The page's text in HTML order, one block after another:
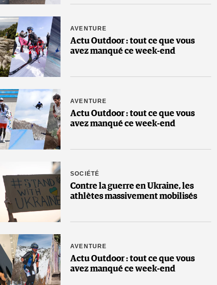
AVENTURE
Actu Outdoor : tout ce que vous
avez manqué ce week-end
AVENTURE
Actu Outdoor : tout ce que vous
avez manqué ce week-end
SOCIÉTÉ
Contre la guerre en Ukraine, les
athlètes massivement mobilisés
AVENTURE
Actu Outdoor : tout ce que vous
avez manqué ce week-end